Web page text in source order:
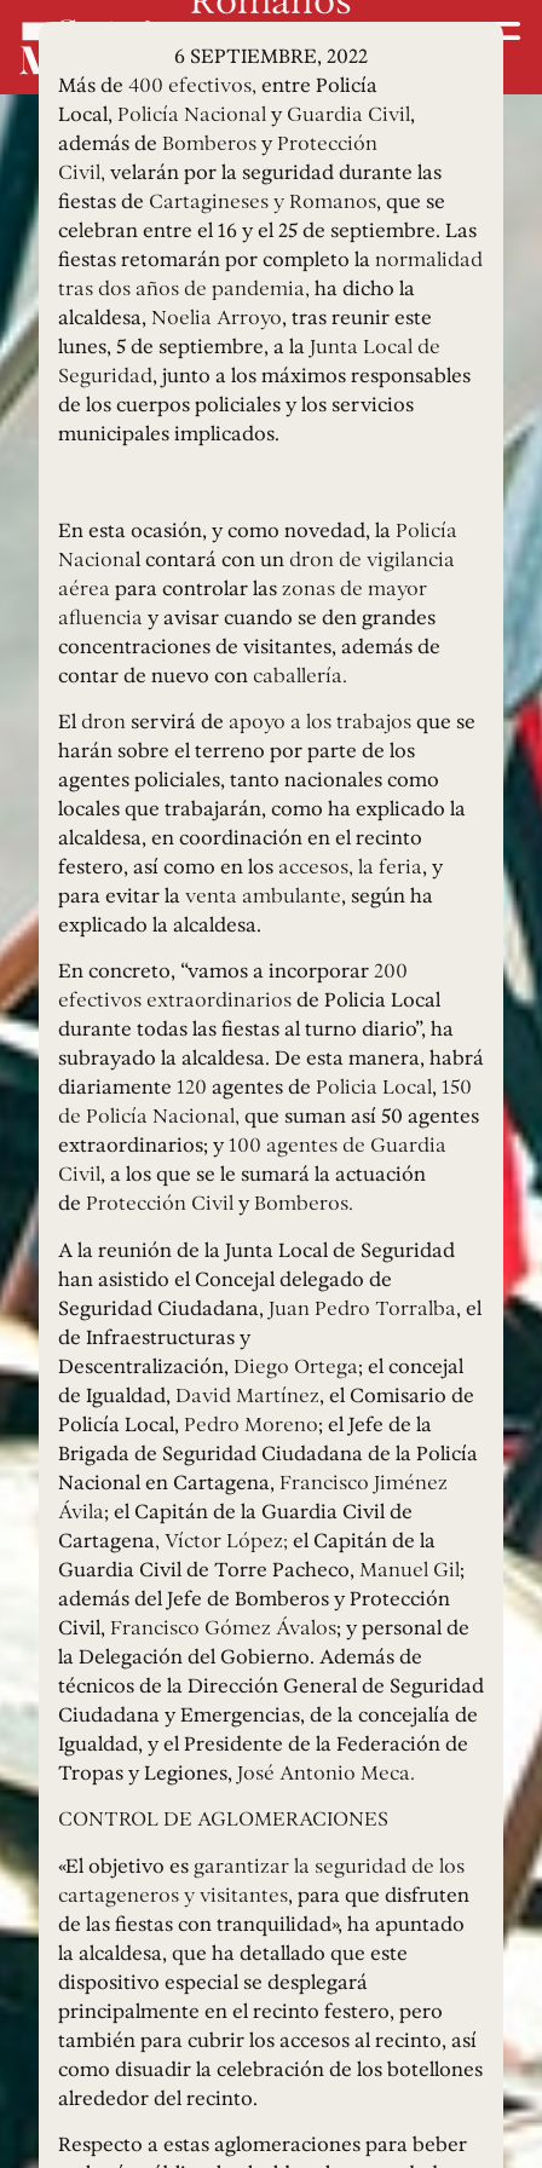
6 SEPTIEMBRE, 2022
Más de 400 efectivos, entre Policía
Local, Policía Nacionaly Guardia Civil,
además de Bomberosy Protección
Civil, velarán por la seguridad durante las
fiestas de Cartagineses y Romanos, que se
celebran entre el 16 y el 25 de septiembre. Las
fiestas retomarán por completo lanormalidad
tras dos años de pandemia, ha dicho la
alcaldesa, Noelia Arroyo, tras reunir este
lunes, 5 de septiembre, a la Junta Local de
Seguridad, junto a los máximos responsables
de los cuerpos policiales y los servicios
municipales implicados.
En esta ocasión, y como novedad, la Policía
Nacional contará con un dron de vigilancia
aérea para controlar laszonas de mayor
afluencia y avisar cuando se den grandes
concentraciones de visitantes, además de
contar de nuevo concaballería.
El dronservirá de apoyo a los trabajosque se
harán sobre el terreno por parte de los
agentes policiales, tanto nacionales como
locales que trabajarán, como ha explicado la
alcaldesa, en coordinación en el recinto
festero, así como en los accesos, la feria, y
para evitar laventa ambulante, según ha
explicado la alcaldesa.
En concreto, “vamos a incorporar200
efectivos extraordinariosde Policia Local
durante todas las fiestas al turno diario”, ha
subrayado la alcaldesa. De esta manera, habrá
diariamente 120 agentes de Policia Local, 150
de Policía Nacional, que suman así 50 agentes
extraordinarios; y100 agentes de Guardia
Civil, a los que se le sumará la actuación
de Protección Civily Bomberos.
A la reunión de la Junta Local de Seguridad
han asistido el Concejal delegado de
Seguridad Ciudadana, Juan Pedro Torralba, el
de Infraestructuras y
Descentralización, Diego Ortega; el concejal
de Igualdad, David Martínez, el Comisario de
Policía Local, Pedro Moreno; el Jefe de la
Brigada de Seguridad Ciudadana de la Policía
Nacional en Cartagena, Francisco Jiménez
Ávila; el Capitán de la Guardia Civil de
Cartagena, Víctor López; el Capitán de la
Guardia Civil de Torre Pacheco, Manuel Gil;
además del Jefe de Bomberos y Protección
Civil, Francisco Gómez Ávalos; y personal de
la Delegación del Gobierno. Además de
técnicos de la Dirección General de Seguridad
Ciudadana y Emergencias, de la concejalía de
Igualdad, y el Presidente de la Federación de
Tropas y Legiones, José Antonio Meca.
CONTROL DE AGLOMERACIONES
«El objetivo es garantizar la seguridad de los
cartageneros y visitantes, para que disfruten
de las fiestas con tranquilidad», ha apuntado
la alcaldesa, que ha detallado que este
dispositivo especial se desplegará
principalmente en el recinto festero, pero
también para cubrir los accesos al recinto, así
como disuadir la celebración de los botellones
alrededor del recinto.
Respecto a estas aglomeraciones para beber